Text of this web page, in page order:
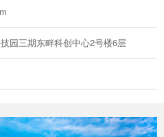
园三期东畔科创中心2号楼6层